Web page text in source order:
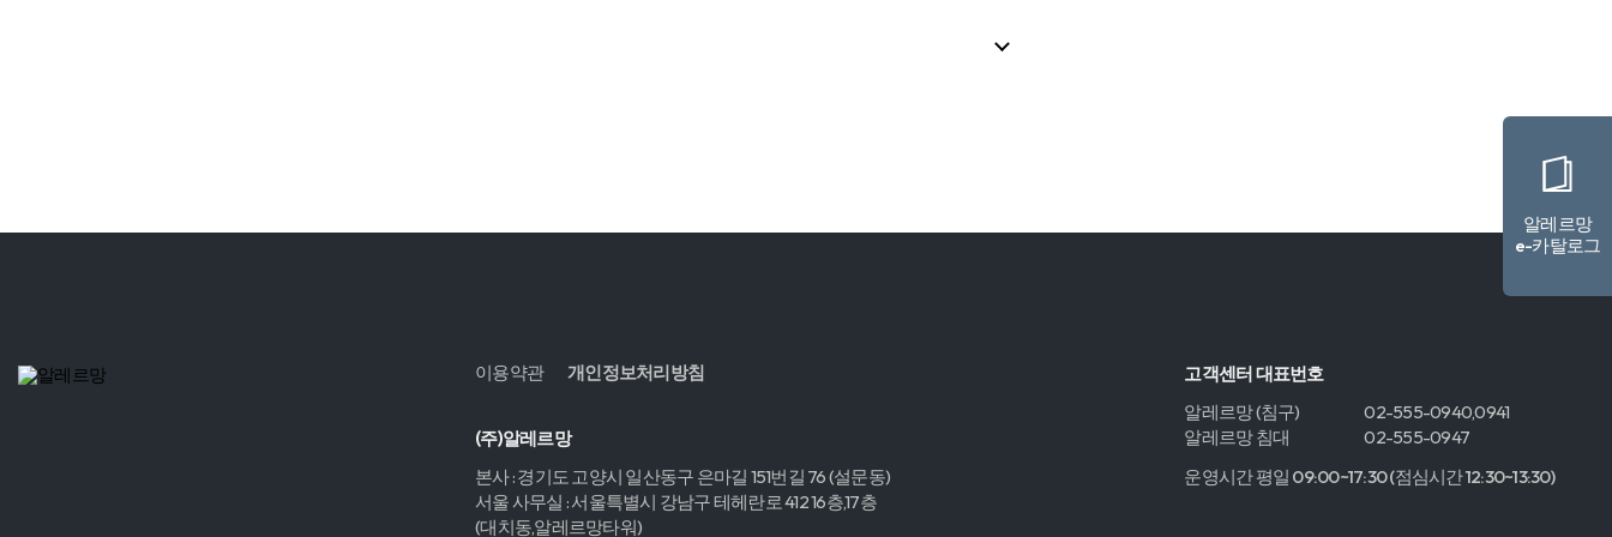
알레르망
e-카탈로그
이용약관 개인정보처리방침
(주)알레르망
본사 : 경기도 고양시 일산동구 은마길 151번길 76 (설문동)
서울 사무실 : 서울특별시 강남구 테헤란로 412 16층,17층
(대치동,알레르망타워)
고객센터 대표번호
알레르망 (침구)
02-555-0940,0941
알레르망 침대
02-555-0947
운영시간 평일 09:00~17:30 (점심시간 12:30~13:30)